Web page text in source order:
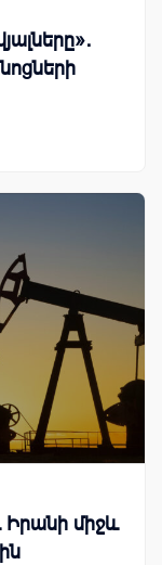
Իրանի միջև